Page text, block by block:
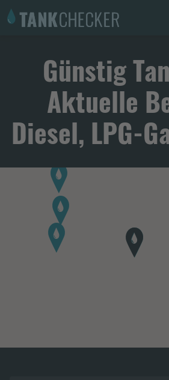
Günstig
Aktuelle
Diesel, LPG-